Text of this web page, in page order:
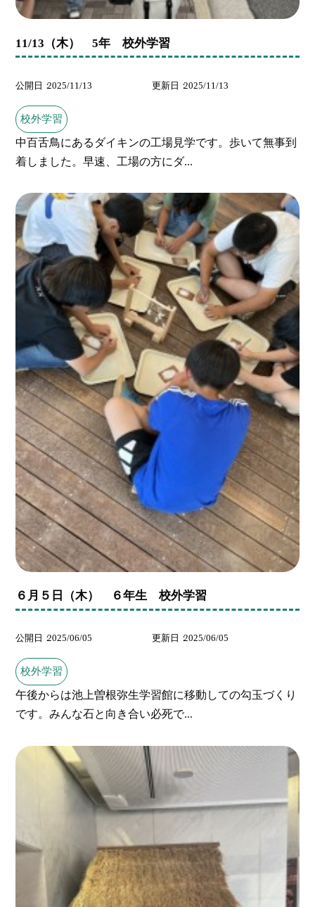
11/13（木） 5年 校外学習
公開日 2025/11/13 更新日 2025/11/13
校外学習
中百舌鳥にあるダイキンの工場見学です。歩いて無事到
着しました。早速、工場の方にダ...
６月５日（木） ６年生 校外学習
公開日 2025/06/05 更新日 2025/06/05
校外学習
午後からは池上曽根弥生学習館に移動しての勾玉づくり
です。みんな石と向き合い必死で...